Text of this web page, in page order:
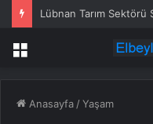
Lübnan Tarım Sektörü
Menü
Anasayfa /Yaşam